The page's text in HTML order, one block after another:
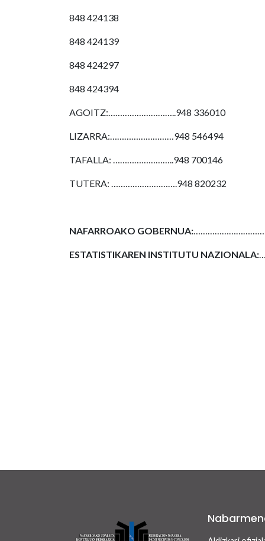
848 424138
848 424139
848 424297
848 424394
AGOITZ:………………………..948 336010
LIZARRA:………………………948 546494
TAFALLA: ……………………..948 700146
TUTERA: ……………………….948 820232
NAFARROAKO GOBERNUA:
ESTATISTIKAREN INSTITUTU NAZIONALA: